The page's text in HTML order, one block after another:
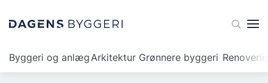
Byggeri og anlægArkitektur Grønnere byggeri